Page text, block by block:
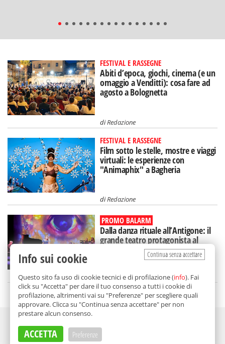
FESTIVAL E RASSEGNE
Abiti d’epoca, giochi, cinema (e un
omaggio a Venditti): cosa fare ad
agosto a Bolognetta
diRedazione
FESTIVAL E RASSEGNE
Film sotto le stelle, mostre e viaggi
virtuali: le esperienze con
"Animaphix" a Bagheria
diRedazione
PROMO BALARM
Dalla danza rituale all’Antigone: il
grande teatro protagonista al
"Segesta Festival"
diRedazione
Continua senza accettare
Info sui cookie
Questo sito fa uso di cookie tecnici e di profilazione (info). Fai
click su "Accetta" per dare il tuo consenso a tutti i cookie di
profilazione, altrimenti vai su "Preferenze" per scegliere quali
approvare. Clicca su "Continua senza accettare" per non
prestare alcun consenso.
ACCETTA Preferenze